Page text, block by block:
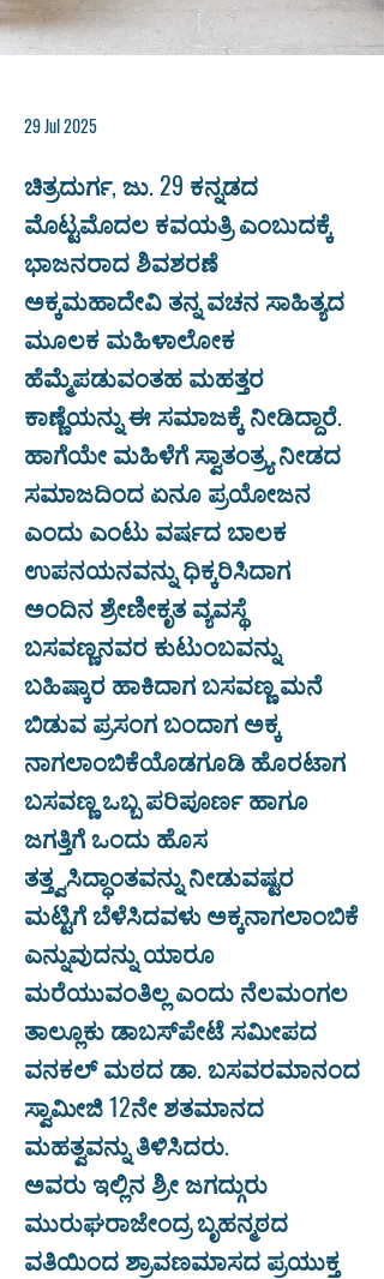
29 Jul 2025
ಚಿತ್ರದುರ್ಗ, ಜು. 29 ಕನ್ನಡದ
ಮೊಟ್ಟಮೊದಲ ಕವಯತ್ರಿ ಎಂಬುದಕ್ಕೆ
ಭಾಜನರಾದ ಶಿವಶರಣೆ
ಅಕ್ಕಮಹಾದೇವಿ ತನ್ನ ವಚನ ಸಾಹಿತ್ಯದ
ಮೂಲಕ ಮಹಿಳಾಲೋಕ
ಹೆಮ್ಮೆಪಡುವಂತಹ ಮಹತ್ತರ
ಕಾಣ್ಣೆಯನ್ನು ಈ ಸಮಾಜಕ್ಕೆ ನೀಡಿದ್ದಾರೆ.
ಹಾಗೆಯೇ ಮಹಿಳೆಗೆ ಸ್ವಾತಂತ್ರ್ಯ ನೀಡದ
ಸಮಾಜದಿಂದ ಏನೂ ಪ್ರಯೋಜನ
ಎಂದು ಎಂಟು ವರ್ಷದ ಬಾಲಕ
ಉಪನಯನವನ್ನು ಧಿಕ್ಕರಿಸಿದಾಗ
ಅಂದಿನ ಶ್ರೇಣೀಕೃತ ವ್ಯವಸ್ಥೆ
ಬಸವಣ್ಣನವರ ಕುಟುಂಬವನ್ನು
ಬಹಿಷ್ಕಾರ ಹಾಕಿದಾಗ ಬಸವಣ್ಣ ಮನೆ
ಬಿಡುವ ಪ್ರಸಂಗ ಬಂದಾಗ ಅಕ್ಕ
ನಾಗಲಾಂಬಿಕೆಯೊಡಗೂಡಿ ಹೊರಟಾಗ
ಬಸವಣ್ಣ ಒಬ್ಬ ಪರಿಪೂರ್ಣ ಹಾಗೂ
ಜಗತ್ತಿಗೆ ಒಂದು ಹೊಸ
ತತ್ತ್ವಸಿದ್ಧಾಂತವನ್ನು ನೀಡುವಷ್ಟರ
ಮಟ್ಟಿಗೆ ಬೆಳೆಸಿದವಳು ಅಕ್ಕನಾಗಲಾಂಬಿಕೆ
ಎನ್ನುವುದನ್ನು ಯಾರೂ
ಮರೆಯುವಂತಿಲ್ಲ ಎಂದು ನೆಲಮಂಗಲ
ತಾಲ್ಲೂಕು ಡಾಬಸ್‌ಪೇಟೆ ಸಮೀಪದ
ವನಕಲ್ ಮಠದ ಡಾ. ಬಸವರಮಾನಂದ
ಸ್ವಾಮೀಜಿ 12ನೇ ಶತಮಾನದ
ಮಹತ್ವವನ್ನು ತಿಳಿಸಿದರು.
ಅವರು ಇಲ್ಲಿನ ಶ್ರೀ ಜಗದ್ಗುರು
ಮುರುಘರಾಜೇಂದ್ರ ಬೃಹನ್ಮಠದ
ವತಿಯಿಂದ ಶ್ರಾವಣಮಾಸದ ಪ್ರಯುಕ್ತ